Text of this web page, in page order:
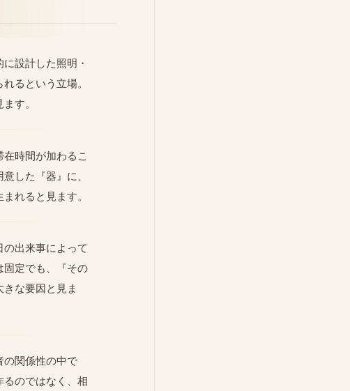
設計した照明・
るという立場。
す。
時間が加わるこ
した『器』に、
れると見ます。
出来事によって
定でも、『その
な要因と見ま
の関係性の中で
るのではなく、相